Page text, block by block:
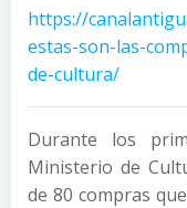
https://
estas-son-las-
de-cultura/
Durante los
Ministerio de
de 80 compras